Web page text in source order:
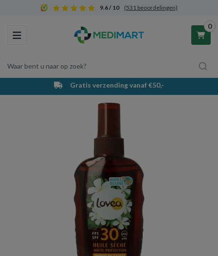
9.6 / 10 (531 beoordelingen)
Toggle navigation
Waar bent u naar op zoek?
0
Winkelwagen
Uw winkelwagen is leeg.
Vul hem met producten.
Gratis verzending vanaf €50,-